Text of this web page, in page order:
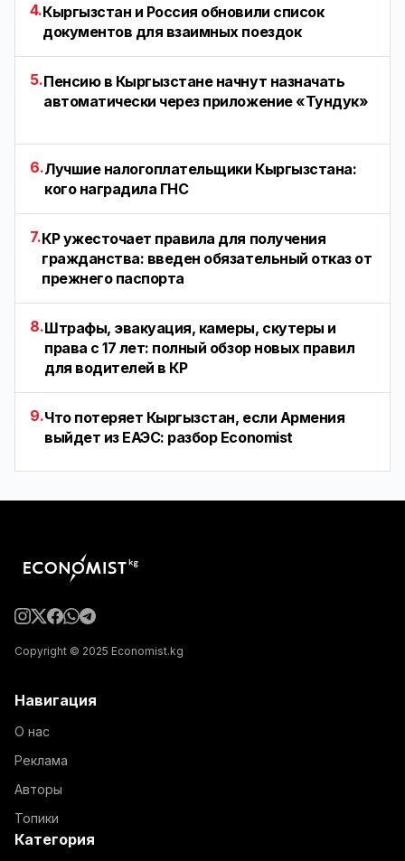
4.Кыргызстан и Россия обновили список
документов для взаимных поездок
5.Пенсию в Кыргызстане начнут назначать
автоматически через приложение «Тундук»
6.Лучшие налогоплательщики Кыргызстана:
кого наградила ГНС
7.КР ужесточает правила для получения
гражданства: введен обязательный отказ от
прежнего паспорта
8.Штрафы, эвакуация, камеры, скутеры и
права с 17 лет: полный обзор новых правил
для водителей в КР
9.Что потеряет Кыргызстан, если Армения
выйдет из ЕАЭС: разбор Economist
Copyright © 2025 Economist.kg
Навигация
О нас
Реклама
Авторы
Топики
Категория